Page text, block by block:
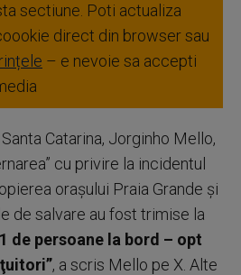
sectiune. Poti actualiza
direct din browser sau
– e nevoie sa accepti
Catarina, Jorginho Mello,
cu privire la incidentul
oraşului Praia Grande şi
de salvare au fost trimise la
de persoane la bord – opt
, a scris Mello pe X. Alte